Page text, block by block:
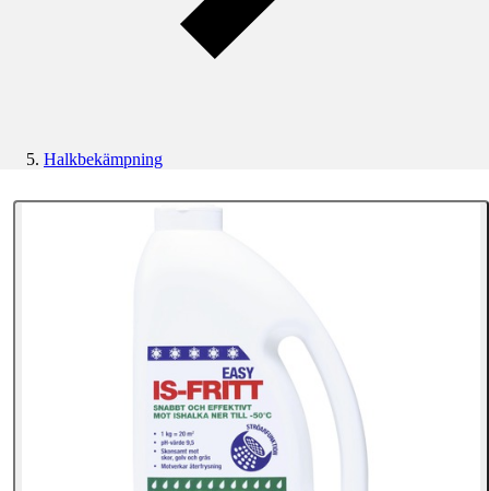
Halkbekämpning